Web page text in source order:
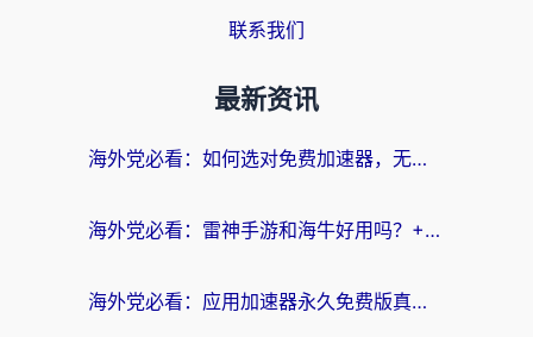
联系我们
最新资讯
海外党必看：如何选对免费加速器，无缝访问国内资源不踩坑？
海外党必看：雷神手游和海牛好用吗？+3款热门加速器实测对比，附番茄加速器无缝回国指南
海外党必看：应用加速器永久免费版真的存在吗？教你选对回国加速器无缝刷国内资源